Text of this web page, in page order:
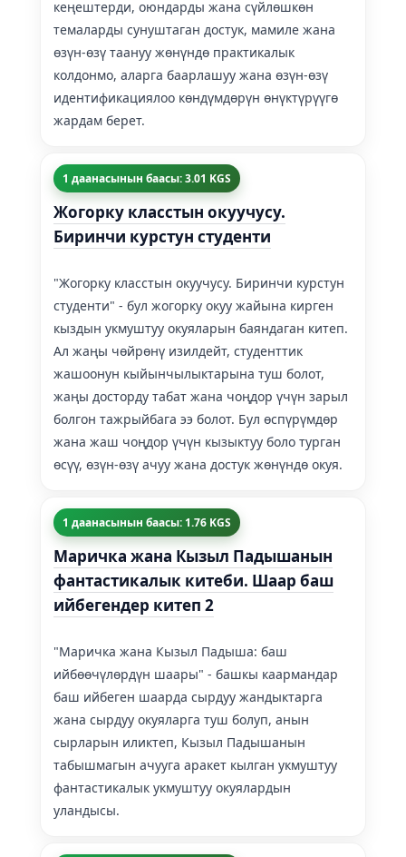
кеңештерди, оюндарды жана сүйлөшкөн
темаларды сунуштаган достук, мамиле жана
өзүн-өзү таануу жөнүндө практикалык
колдонмо, аларга баарлашуу жана өзүн-өзү
идентификациялоо көндүмдөрүн өнүктүрүүгө
жардам берет.
1 даанасынын баасы: 3.01 KGS
Жогорку класстын окуучусу.
Биринчи курстун студенти
"Жогорку класстын окуучусу. Биринчи курстун
студенти" - бул жогорку окуу жайына кирген
кыздын укмуштуу окуяларын баяндаган китеп.
Ал жаңы чөйрөнү изилдейт, студенттик
жашоонун кыйынчылыктарына туш болот,
жаңы досторду табат жана чоңдор үчүн зарыл
болгон тажрыйбага ээ болот. Бул өспүрүмдөр
жана жаш чоңдор үчүн кызыктуу боло турган
өсүү, өзүн-өзү ачуу жана достук жөнүндө окуя.
1 даанасынын баасы: 1.76 KGS
Маричка жана Кызыл Падышанын
фантастикалык китеби. Шаар баш
ийбегендер китеп 2
"Маричка жана Кызыл Падыша: баш
ийбөөчүлөрдүн шаары" - башкы каармандар
баш ийбеген шаарда сырдуу жандыктарга
жана сырдуу окуяларга туш болуп, анын
сырларын иликтеп, Кызыл Падышанын
табышмагын ачууга аракет кылган укмуштуу
фантастикалык укмуштуу окуялардын
уландысы.